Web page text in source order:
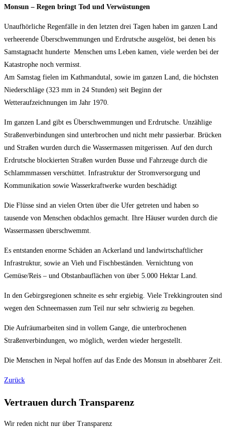
Monsun – Regen bringt Tod und Verwüstungen
Unaufhörliche Regenfälle in den letzten drei Tagen haben im ganzen Land
verheerende Überschwemmungen und Erdrutsche ausgelöst, bei denen bis
Samstagnacht hunderte Menschen ums Leben kamen, viele werden bei der
Katastrophe noch vermisst.
Am Samstag fielen im Kathmandutal, sowie im ganzen Land, die höchsten
Niederschläge (323 mm in 24 Stunden) seit Beginn der
Wetteraufzeichnungen im Jahr 1970.
Im ganzen Land gibt es Überschwemmungen und Erdrutsche. Unzählige
Straßenverbindungen sind unterbrochen und nicht mehr passierbar. Brücken
und Straßen wurden durch die Wassermassen mitgerissen. Auf den durch
Erdrutsche blockierten Straßen wurden Busse und Fahrzeuge durch die
Schlammmassen verschüttet. Infrastruktur der Stromversorgung und
Kommunikation sowie Wasserkraftwerke wurden beschädigt
Die Flüsse sind an vielen Orten über die Ufer getreten und haben so
tausende von Menschen obdachlos gemacht. Ihre Häuser wurden durch die
Wassermassen überschwemmt.
Es entstanden enorme Schäden an Ackerland und landwirtschaftlicher
Infrastruktur, sowie an Vieh und Fischbeständen. Vernichtung von
Gemüse/Reis – und Obstanbauflächen von über 5.000 Hektar Land.
In den Gebirgsregionen schneite es sehr ergiebig. Viele Trekkingrouten sind
wegen den Schneemassen zum Teil nur sehr schwierig zu begehen.
Die Aufräumarbeiten sind in vollem Gange, die unterbrochenen
Straßenverbindungen, wo möglich, werden wieder hergestellt.
Die Menschen in Nepal hoffen auf das Ende des Monsun in absehbarer Zeit.
Zurück
Vertrauen durch Transparenz
Wir reden nicht nur über Transparenz